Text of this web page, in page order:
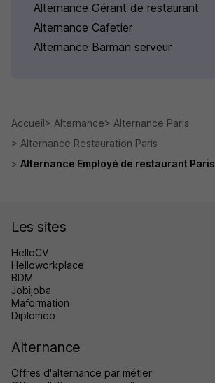
Alternance Gérant de restaurant
Alternance Cafetier
Alternance Barman serveur
Accueil Alternance
Alternance Paris
Alternance Restauration Paris
Alternance Employé de restaurant Paris
Les sites
HelloCV
Helloworkplace
BDM
Jobijoba
Maformation
Diplomeo
Alternance
Offres d'alternance par métier